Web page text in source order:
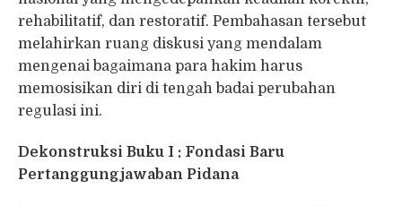
rehabilitatif, dan restoratif. Pembahasan tersebut
melahirkan ruang diskusi yang mendalam
mengenai bagaimana para hakim harus
memosisikan diri di tengah badai perubahan
regulasi ini.
Dekonstruksi Buku I : Fondasi Baru
Pertanggungjawaban Pidana